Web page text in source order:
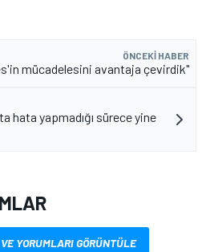
ÖNCEKI HABER
mücadelesini avantaja çevirdik"
yapmadığı sürece yine
YORUMLARI GÖRÜNTÜLE